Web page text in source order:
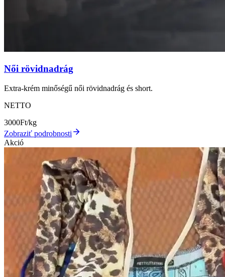
Női rövidnadrág
Extra-krém minőségű női rövidnadrág és short.
NETTO
3000Ft/kg
Zobraziť podrobnosti
Akció